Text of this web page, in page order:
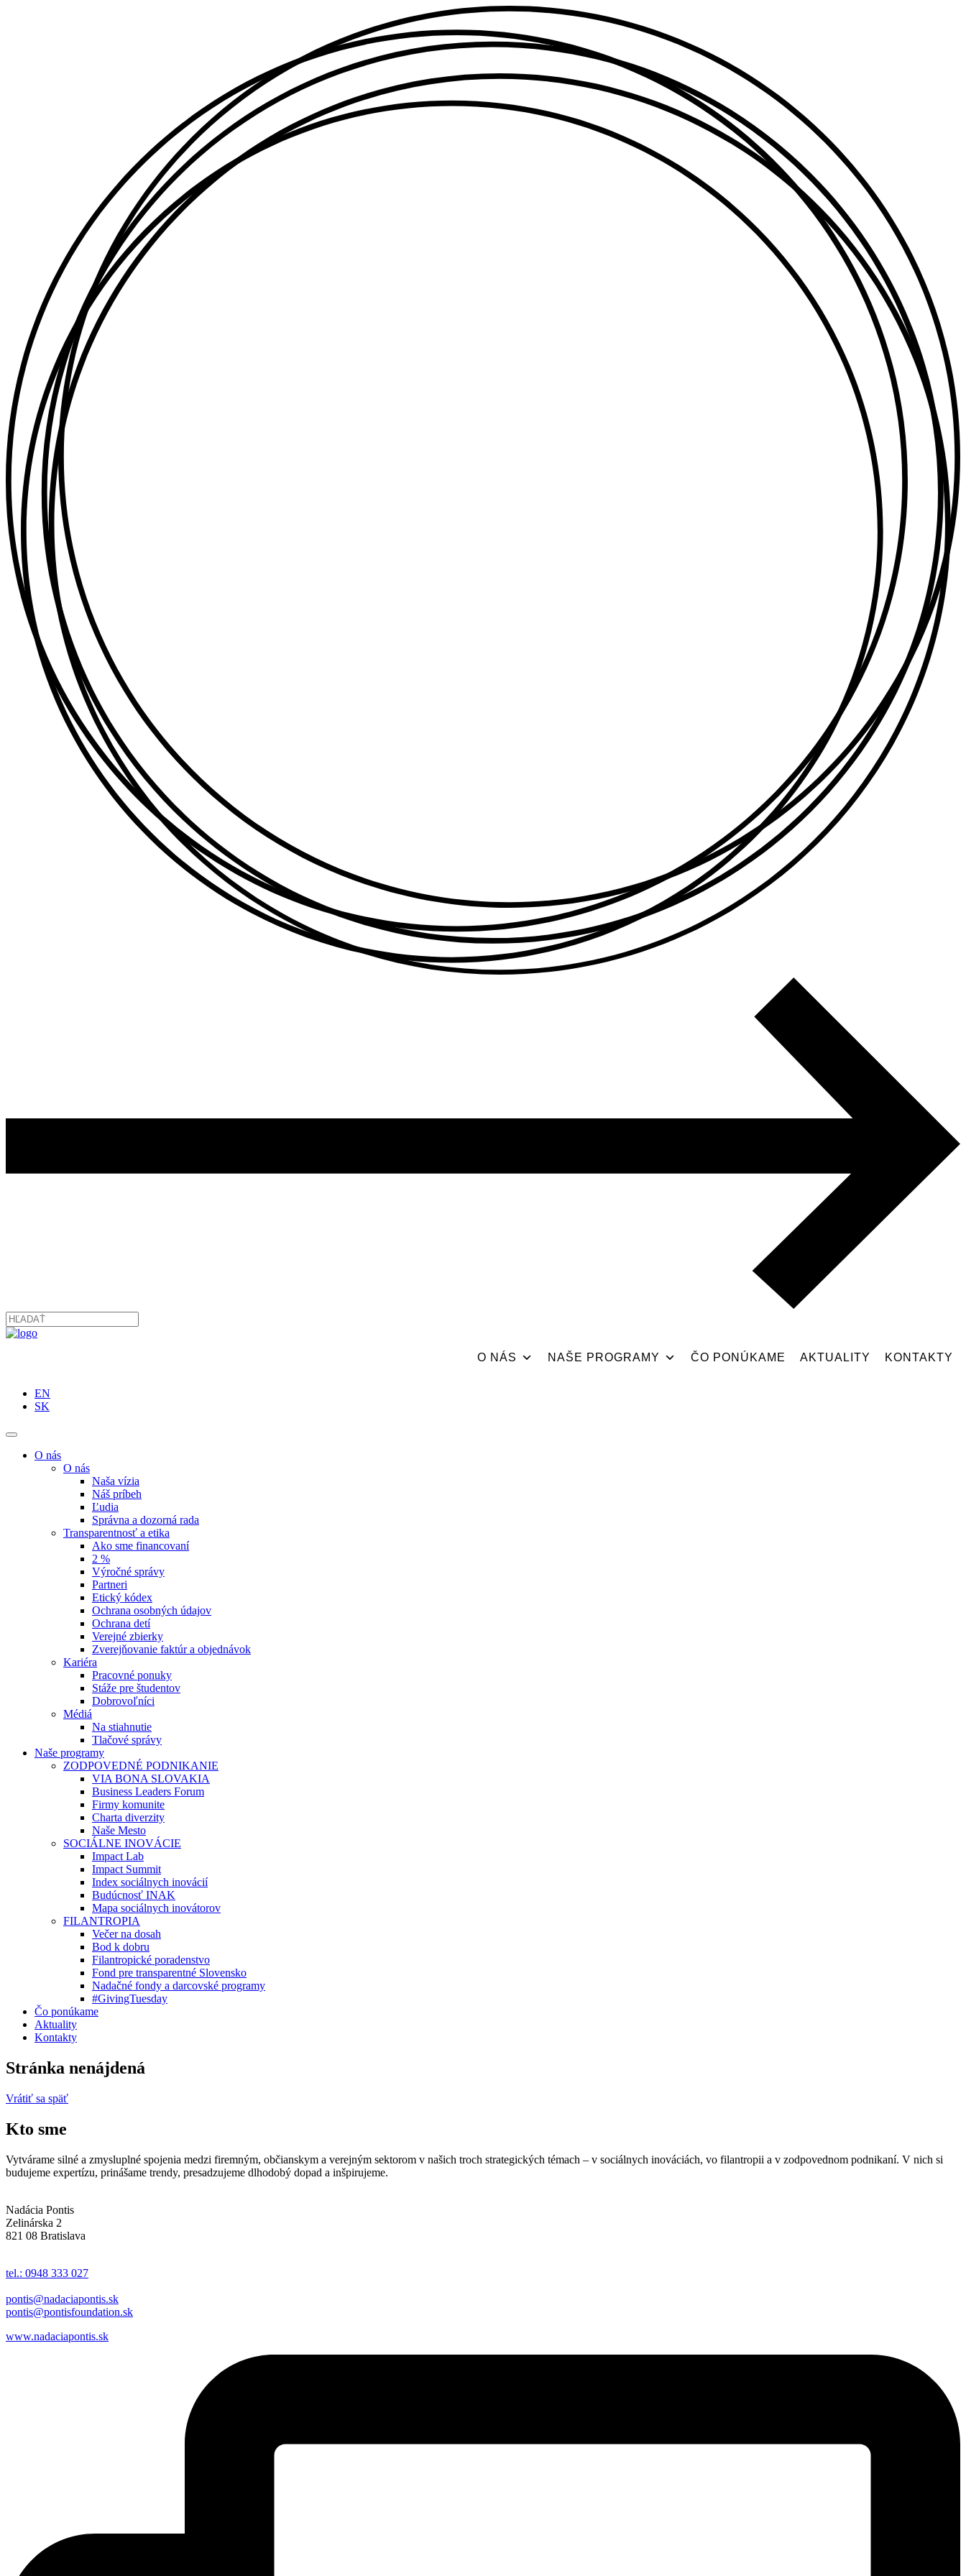
O NÁS NAŠE PROGRAMY ČO PONÚKAME AKTUALITY KONTAKTY
EN
SK
O nás
O nás
Naša vízia
Náš príbeh
Ľudia
Správna a dozorná rada
Transparentnosť a etika
Ako sme financovaní
2 %
Výročné správy
Partneri
Etický kódex
Ochrana osobných údajov
Ochrana detí
Verejné zbierky
Zverejňovanie faktúr a objednávok
Kariéra
Pracovné ponuky
Stáže pre študentov
Dobrovoľníci
Médiá
Na stiahnutie
Tlačové správy
Naše programy
ZODPOVEDNÉ PODNIKANIE
VIA BONA SLOVAKIA
Business Leaders Forum
Firmy komunite
Charta diverzity
Naše Mesto
SOCIÁLNE INOVÁCIE
Impact Lab
Impact Summit
Index sociálnych inovácií
Budúcnosť INAK
Mapa sociálnych inovátorov
FILANTROPIA
Večer na dosah
Bod k dobru
Filantropické poradenstvo
Fond pre transparentné Slovensko
Nadačné fondy a darcovské programy
#GivingTuesday
Čo ponúkame
Aktuality
Kontakty
Stránka nenájdená
Vrátiť sa späť
Kto sme
Vytvárame silné a zmysluplné spojenia medzi firemným, občianskym a verejným sektorom v našich troch strategických témach – v sociálnych inováciách, vo filantropii a v zodpovednom podnikaní. V nich si
budujeme expertízu, prinášame trendy, presadzujeme dlhodobý dopad a inšpirujeme.
Nadácia Pontis
Zelinárska 2
821 08 Bratislava
tel.: 0948 333 027
pontis@nadaciapontis.sk
pontis@pontisfoundation.sk
www.nadaciapontis.sk